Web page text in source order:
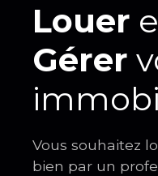
Estimer
Louer
Gérer
Vous souhaitez
bien par un